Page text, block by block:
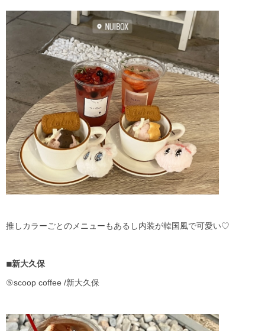
推しカラーごとのメニューもあるし内装が韓国風で可愛い♡
◾︎新大久保
⑤scoop coffee /新大久保